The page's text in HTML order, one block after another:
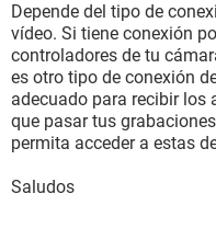
Depende del tipo de
vídeo. Si tiene conexión
controladores de tu
es otro tipo de conexión
adecuado para recibir los
que pasar tus
permita acceder a estas
Saludos